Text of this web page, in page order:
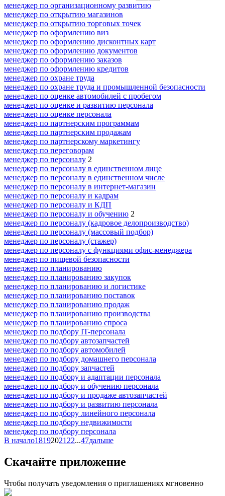
менеджер по организационному развитию
менеджер по открытию магазинов
менеджер по открытию торговых точек
менеджер по оформлению виз
менеджер по оформлению дисконтных карт
менеджер по оформлению документов
менеджер по оформлению заказов
менеджер по оформлению кредитов
менеджер по охране труда
менеджер по охране труда и промышленной безопасности
менеджер по оценке автомобилей с пробегом
менеджер по оценке и развитию персонала
менеджер по оценке персонала
менеджер по партнерским программам
менеджер по партнерским продажам
менеджер по партнерскому маркетингу
менеджер по переговорам
менеджер по персоналу 2
менеджер по персоналу в единственном лице
менеджер по персоналу в единственном числе
менеджер по персоналу в интернет-магазин
менеджер по персоналу и кадрам
менеджер по персоналу и КДП
менеджер по персоналу и обучению 2
менеджер по персоналу (кадровое делопроизводство)
менеджер по персоналу (массовый подбор)
менеджер по персоналу (стажер)
менеджер по персоналу с функциями офис-менеджера
менеджер по пищевой безопасности
менеджер по планированию
менеджер по планированию закупок
менеджер по планированию и логистике
менеджер по планированию поставок
менеджер по планированию продаж
менеджер по планированию производства
менеджер по планированию спроса
менеджер по подбору IT-персонала
менеджер по подбору автозапчастей
менеджер по подбору автомобилей
менеджер по подбору домашнего персонала
менеджер по подбору запчастей
менеджер по подбору и адаптации персонала
менеджер по подбору и обучению персонала
менеджер по подбору и продаже автозапчастей
менеджер по подбору и развитию персонала
менеджер по подбору линейного персонала
менеджер по подбору недвижимости
менеджер по подбору персонала
В начало18192021 22...47дальше
Скачайте приложение
Чтобы получать уведомления о приглашениях мгновенно